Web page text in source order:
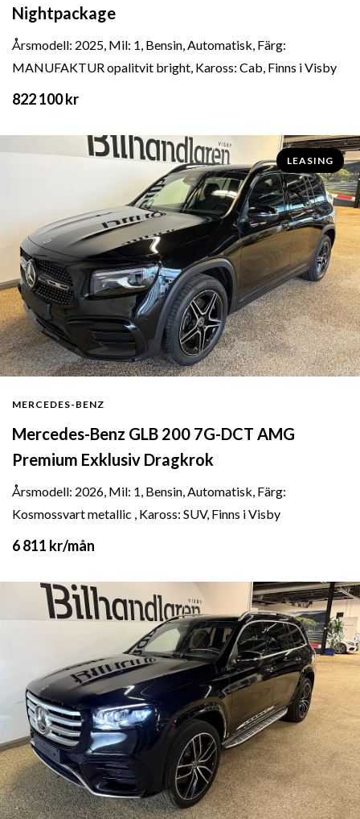
Nightpackage
Årsmodell: 2025, Mil: 1, Bensin, Automatisk, Färg:
MANUFAKTUR opalitvit bright, Kaross: Cab, Finns i Visby
822 100 kr
LEASING
MERCEDES-BENZ
Mercedes-Benz GLB 200 7G-DCT AMG
Premium Exklusiv Dragkrok
Årsmodell: 2026, Mil: 1, Bensin, Automatisk, Färg:
Kosmossvart metallic , Kaross: SUV, Finns i Visby
6 811 kr/mån